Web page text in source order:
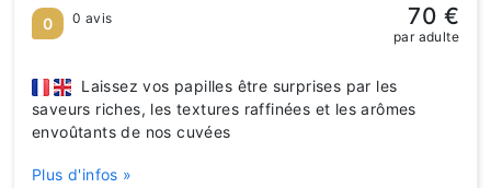
Laissez vos papilles être surprises par les
saveurs riches, les textures raffinées et les arômes
envoûtants de nos cuvées
Plus d'infos »
0 0 avis 70 €
par adulte